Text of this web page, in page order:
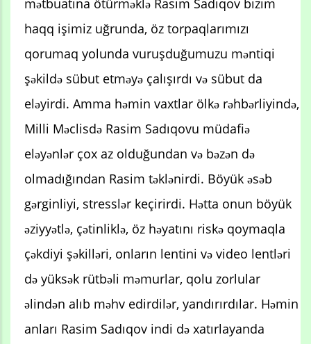
mətbuatına ötürməklə Rasim Sadıqov bizim
haqq işimiz uğrunda, öz torpaqlarımızı
qorumaq yolunda vuruşduğumuzu məntiqi
şəkildə sübut etməyə çalışırdı və sübut da
eləyirdi. Amma həmin vaxtlar ölkə rəhbərliyində,
Milli Məclisdə Rasim Sadıqovu müdafiə
eləyənlər çox az olduğundan və bəzən də
olmadığından Rasim təklənirdi. Böyük əsəb
gərginliyi, stresslər keçirirdi. Hətta onun böyük
əziyyətlə, çətinliklə, öz həyatını riskə qoymaqla
çəkdiyi şəkilləri, onların lentini və video lentləri
də yüksək rütbəli məmurlar, qolu zorlular
əlindən alıb məhv edirdilər, yandırırdılar. Həmin
anları Rasim Sadıqov indi də xatırlayanda